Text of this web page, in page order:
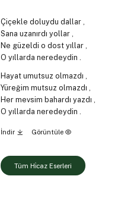
Çiçekle doluydu dallar ,
Sana uzanırdı yollar ,
Ne güzeldi o dost yıllar ,
O yıllarda neredeydin .
Hayat umutsuz olmazdı ,
Yüreğim mutsuz olmazdı ,
Her mevsim bahardı yazdı ,
O yıllarda neredeydin .
İndir Görüntüle
Tüm Hi̇caz Eserleri